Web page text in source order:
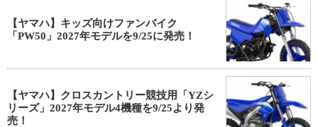
【ヤマハ】キッズ向けファンバイク
「PW50」2027年モデルを9/25に発売！
【ヤマハ】クロスカントリー競技用「YZシ
リーズ」2027年モデル4機種を9/25より発
売！